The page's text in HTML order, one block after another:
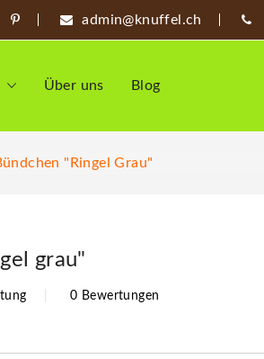
admin@knuffel.ch
Über uns Blog
"Ringel Grau"
grau"
0 Bewertungen